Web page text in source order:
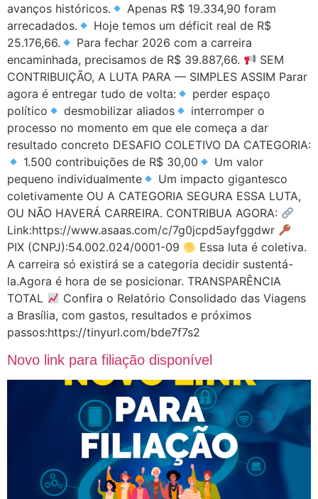
avanços históricos.
Apenas R$ 19.334,90 foram
arrecadados.
Hoje temos um déficit real de R$
25.176,66.
Para fechar 2026 com a carreira
encaminhada, precisamos de R$ 39.887,66.
SEM
CONTRIBUIÇÃO, A LUTA PARA — SIMPLES ASSIM Parar
agora é entregar tudo de volta:
perder espaço
político
desmobilizar aliados
interromper o
processo no momento em que ele começa a dar
resultado concreto DESAFIO COLETIVO DA CATEGORIA:
1.500 contribuições de R$ 30,00
Um valor
pequeno individualmente
Um impacto gigantesco
coletivamente OU A CATEGORIA SEGURA ESSA LUTA,
OU NÃO HAVERÁ CARREIRA. CONTRIBUA AGORA:
Link:https://www.asaas.com/c/7g0jcpd5ayfggdwr
PIX (CNPJ):54.002.024/0001-09
Essa luta é coletiva.
A carreira só existirá se a categoria decidir sustentá-
la.Agora é hora de se posicionar. TRANSPARÊNCIA
TOTAL
Confira o Relatório Consolidado das Viagens
a Brasília, com gastos, resultados e próximos
passos:https://tinyurl.com/bde7f7s2
Novo link para filiação disponível